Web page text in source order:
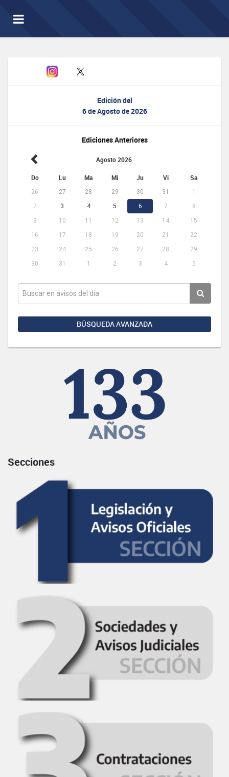
Toggle
navigation
Edición del
6 de Agosto de 2026
Ediciones Anteriores
Agosto 2026
Do Lu Ma Mi Ju Vi Sa
26 27 28 29 30 31
1
2
3 4 5 6 7
8
9
10 11 12 13 14
15
16
17 18 19 20 21
22
23
24 25 26 27 28
29
30
31 1 2 3 4 5
BÚSQUEDA AVANZADA
Secciones